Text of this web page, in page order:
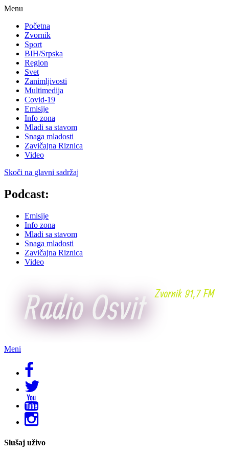
Menu
Početna
Zvornik
Sport
BIH/Srpska
Region
Svet
Zanimljivosti
Multimedija
Covid-19
Emisije
Info zona
Mladi sa stavom
Snaga mladosti
Zavičajna Riznica
Video
Skoči na glavni sadržaj
Podcast:
Emisije
Info zona
Mladi sa stavom
Snaga mladosti
Zavičajna Riznica
Video
Meni
Slušaj uživo